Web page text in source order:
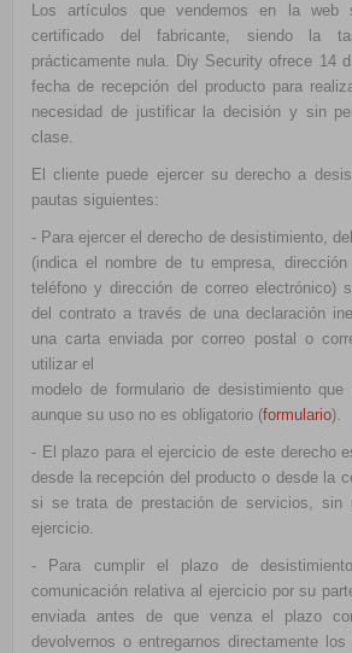
Los artículos que vendemos en la web
certificado del fabricante, siendo la
prácticamente nula. Diy Security ofrece 14
fecha de recepción del producto para
necesidad de justificar la decisión y sin
clase.
El cliente puede ejercer su derecho a
pautas siguientes:
- Para ejercer el derecho de desistimiento,
(indica el nombre de tu empresa,
teléfono y dirección de correo electrónico)
del contrato a través de una declaración
una carta enviada por correo postal o
utilizar el
modelo de formulario de desistimiento que
aunque su uso no es obligatorio (formulario).
- El plazo para el ejercicio de este derecho
desde la recepción del producto o desde la
si se trata de prestación de servicios, sin
ejercicio.
- Para cumplir el plazo de
comunicación relativa al ejercicio por su
enviada antes de que venza el plazo
devolvernos o entregarnos directamente